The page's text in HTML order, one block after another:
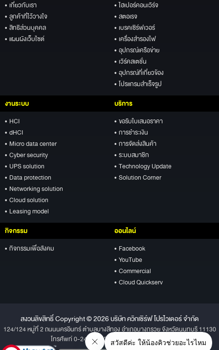
• เกี่ยวกับเรา
• ลูกค้าที่ไว้วางใจ
• สิทธิส่วนบุคคล
• แผนผังเว็บไซต์
• ไฮเปอร์คอนเวิร์จ
• สตอเรจ
• เบรคเซิร์ฟเวอร์
• เครื่องสำรองไฟ
• อุปกรณ์เครือข่าย
• เวิร์คสเตชั่น
• อุปกรณ์ที่เกี่ยวข้อง
• โปรแกรมสำเร็จรูป
งานระบบ
• HCI
• dHCI
• Micro data center
• Cyber security
• UPS solution
• Data protection
• Networking solution
• Cloud solution
• Leasing model
บริการ
• ขอรับใบเสนอราคา
• การชำระเงิน
• การจัดส่งสินค้า
• ระบบสมาชิก
• Technology Update
• Solution Corner
กิจกรรม
• กิจกรรมเพื่อสังคม
ออนไลน์
• Facebook
• YouTube
• Commercial
• Cloud Quickserv
สงวนลิขสิทธิ์ Copyright © 2026 บริษัท ควิกเซิร์ฟ โปรไวเดอร์ จำกัด
124/124 หมู่ที่ 2 ถนนนครอินทร์ ตำบลบางสีทอง อำเภอบางกรวย จังหวัดนนทบุรี 11130
โทรศัพท์ 0-2496-1234 โทรสาร 0-2496-1001